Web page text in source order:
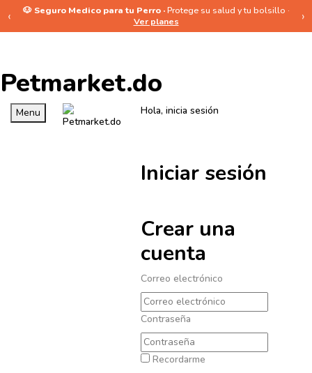
‹ 🐶 Seguro Medico para tu Perro ·Protege su salud y tu bolsillo ·
Ver planes
›
Petmarket.do
Menu Hola, inicia sesión
Iniciar sesión
Crear una
cuenta
Correo electrónico
Contraseña
Recordarme